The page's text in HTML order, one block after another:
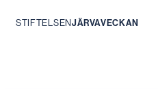
STIFTELSENJÄRVAVECKAN